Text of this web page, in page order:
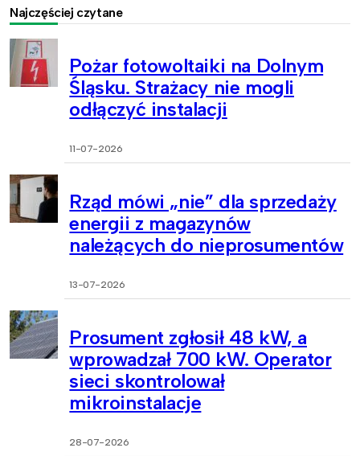
Najczęściej czytane
Pożar fotowoltaiki na Dolnym
Śląsku. Strażacy nie mogli
odłączyć instalacji
11-07-2026
Rząd mówi „nie” dla sprzedaży
energii z magazynów
należących do nieprosumentów
13-07-2026
Prosument zgłosił 48 kW, a
wprowadzał 700 kW. Operator
sieci skontrolował
mikroinstalacje
28-07-2026